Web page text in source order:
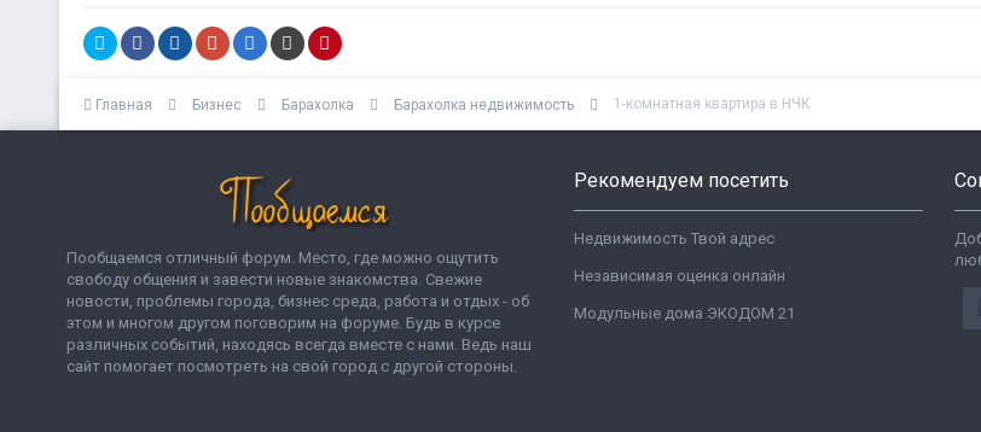
Главная Бизнес Барахолка Барахолка недвижимость 1-комнатная квартира в НЧК
Пообщаемся отличный форум. Место, где можно ощутить
свободу общения и завести новые знакомства. Свежие
новости, проблемы города, бизнес среда, работа и отдых - об
этом и многом другом поговорим на форуме. Будь в курсе
различных событий, находясь всегда вместе с нами. Ведь наш
сайт помогает посмотреть на свой город с другой стороны.
Рекомендуем посетить
Недвижимость Твой адрес
Независимая оценка онлайн
Модульные дома ЭКОДОМ 21